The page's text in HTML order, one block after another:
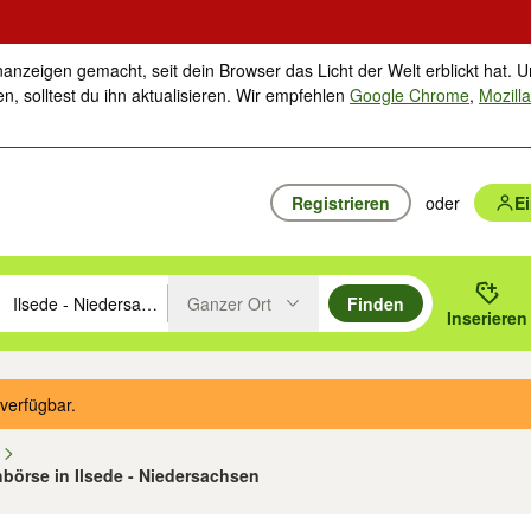
gemacht, seit dein Browser das Licht der Welt erblickt hat.
solltest du ihn aktualisieren. Wir empfehlenGoogle Chrome,
Registrieren oder
mit den Pfeiltasten nach oben/unten durchsuchen und mit
oder Ort eingeben. Eingabetaste drücken um zu suchen, oder
Ganzer Ort
Finden
Inserieren
in Ilsede - Niedersachsen